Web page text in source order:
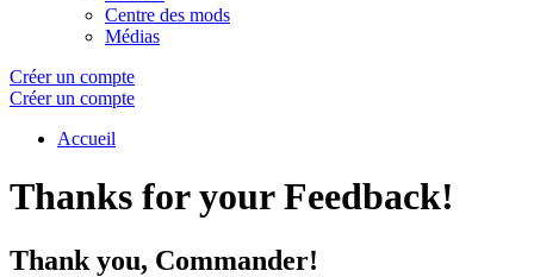
Centre des mods
Médias
Créer un compte
Créer un compte
Accueil
Thanks for your Feedback!
Thank you, Commander!